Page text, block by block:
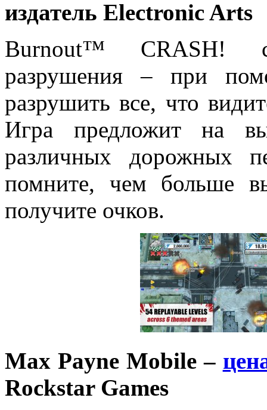
издатель Electronic Arts
Burnout™ CRASH!
разрушения – при
разрушить все, что
Игра предложит на
различных дорожных
помните, чем больше
получите очков.
Max Payne Mobile –
Rockstar Games